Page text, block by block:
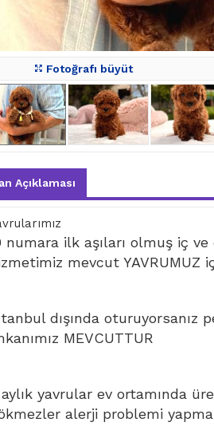
Fotoğrafı büyüt
Açıklaması
numara ilk aşıları olmuş iç
mevcut YAVRUMUZ
dışında
MEVCUTTUR
yavrular ev ortamında
alerji problemi